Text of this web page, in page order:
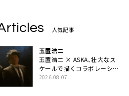
人気記事
玉置浩二
玉置浩二 × ASKA、壮大なス
ケールで描くコラボレーショ
ン曲「音銀河」リリース決定。
2026.08.07